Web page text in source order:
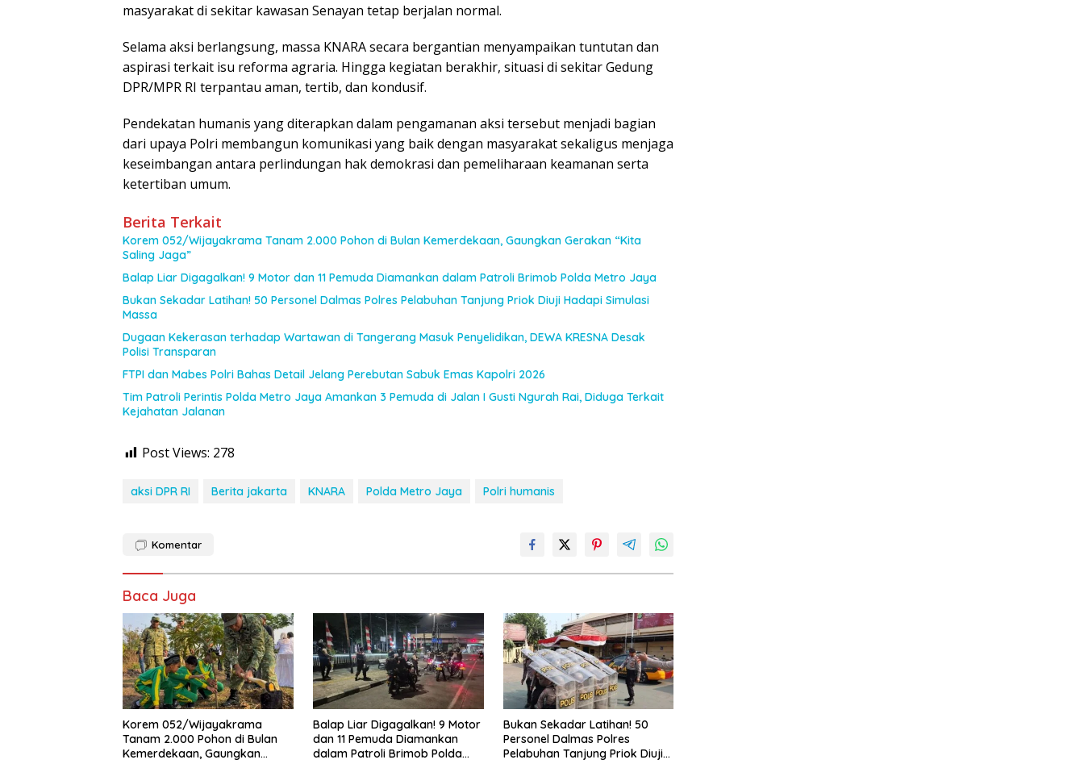
masyarakat di sekitar kawasan Senayan tetap berjalan normal.
Selama aksi berlangsung, massa KNARA secara bergantian menyampaikan tuntutan dan
aspirasi terkait isu reforma agraria. Hingga kegiatan berakhir, situasi di sekitar Gedung
DPR/MPR RI terpantau aman, tertib, dan kondusif.
Pendekatan humanis yang diterapkan dalam pengamanan aksi tersebut menjadi bagian
dari upaya Polri membangun komunikasi yang baik dengan masyarakat sekaligus menjaga
keseimbangan antara perlindungan hak demokrasi dan pemeliharaan keamanan serta
ketertiban umum.
Berita Terkait
Korem 052/Wijayakrama Tanam 2.000 Pohon di Bulan Kemerdekaan, Gaungkan Gerakan “Kita
Saling Jaga”
Balap Liar Digagalkan! 9 Motor dan 11 Pemuda Diamankan dalam Patroli Brimob Polda Metro Jaya
Bukan Sekadar Latihan! 50 Personel Dalmas Polres Pelabuhan Tanjung Priok Diuji Hadapi Simulasi
Massa
Dugaan Kekerasan terhadap Wartawan di Tangerang Masuk Penyelidikan, DEWA KRESNA Desak
Polisi Transparan
FTPI dan Mabes Polri Bahas Detail Jelang Perebutan Sabuk Emas Kapolri 2026
Tim Patroli Perintis Polda Metro Jaya Amankan 3 Pemuda di Jalan I Gusti Ngurah Rai, Diduga Terkait
Kejahatan Jalanan
Post Views: 278
aksi DPR RI Berita jakarta KNARA Polda Metro Jaya Polri humanis
Komentar
Baca Juga
Korem 052/Wijayakrama
Tanam 2.000 Pohon di Bulan
Kemerdekaan, Gaungkan
Balap Liar Digagalkan! 9 Motor
dan 11 Pemuda Diamankan
dalam Patroli Brimob Polda
Bukan Sekadar Latihan! 50
Personel Dalmas Polres
Pelabuhan Tanjung Priok Diuji